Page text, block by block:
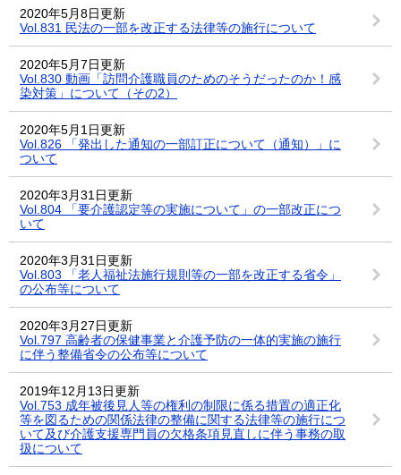
2020年5月8日更新
Vol.831 民法の一部を改正する法律等の施行について
2020年5月7日更新
Vol.830 動画「訪問介護職員のためのそうだったのか！感
染対策」について（その2）
2020年5月1日更新
Vol.826 「発出した通知の一部訂正について（通知）」に
ついて
2020年3月31日更新
Vol.804 「要介護認定等の実施について」の一部改正につ
いて
2020年3月31日更新
Vol.803 「老人福祉法施行規則等の一部を改正する省令」
の公布等について
2020年3月27日更新
Vol.797 高齢者の保健事業と介護予防の一体的実施の施行
に伴う整備省令の公布等について
2019年12月13日更新
Vol.753 成年被後見人等の権利の制限に係る措置の適正化
等を図るための関係法律の整備に関する法律等の施行につ
いて及び介護支援専門員の欠格条項見直しに伴う事務の取
扱について